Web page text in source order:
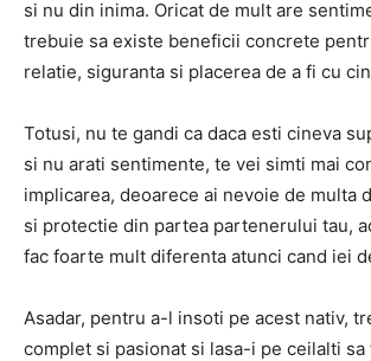
si nu din inima. Oricat de mult are
trebuie sa existe beneficii concrete
relatie, siguranta si placerea de a fi cu
Totusi, nu te gandi ca daca esti cineva
si nu arati sentimente, te vei simti mai
implicarea, deoarece ai nevoie de multa
si protectie din partea partenerului tau,
fac foarte mult diferenta atunci cand iei
Asadar, pentru a-l insoti pe acest nativ,
complet si pasionat si lasa-i pe ceilalti sa